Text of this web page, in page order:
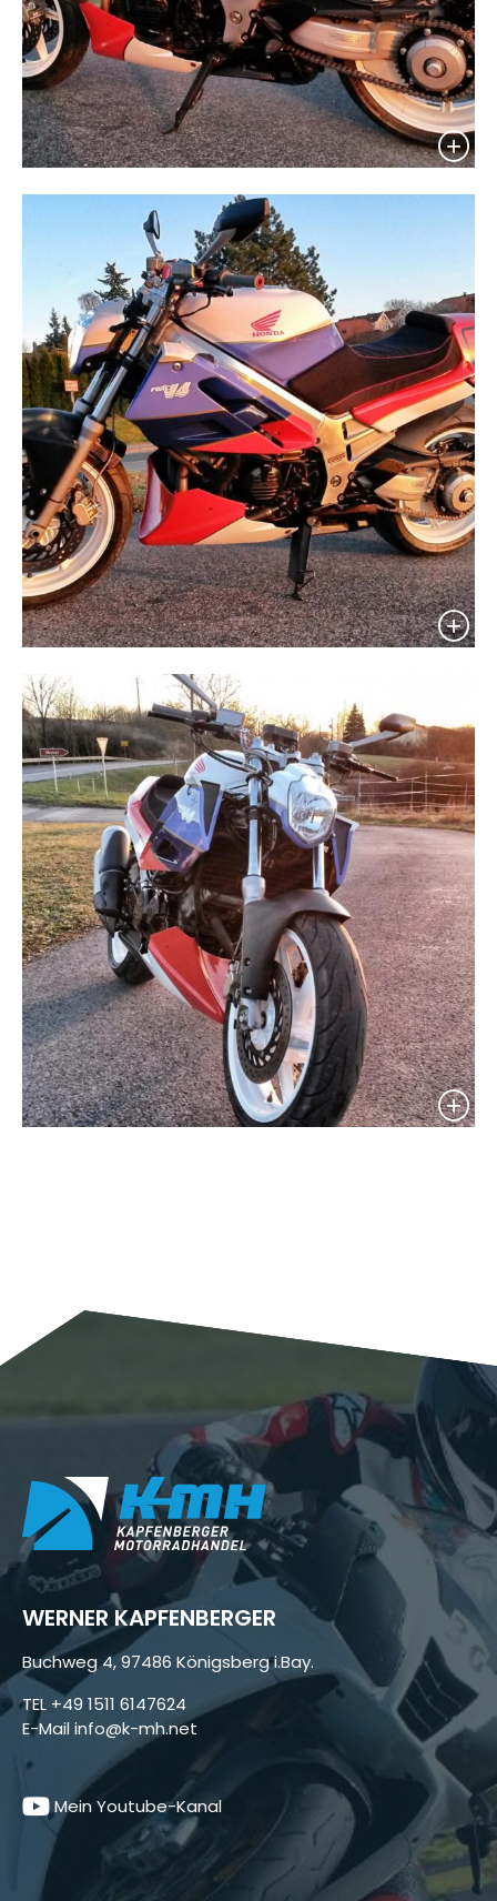
WERNER KAPFENBERGER
Buchweg 4, 97486 Königsberg i.Bay.
TEL +49 1511 6147624
E-Mail info@k-mh.net
Mein Youtube-Kanal